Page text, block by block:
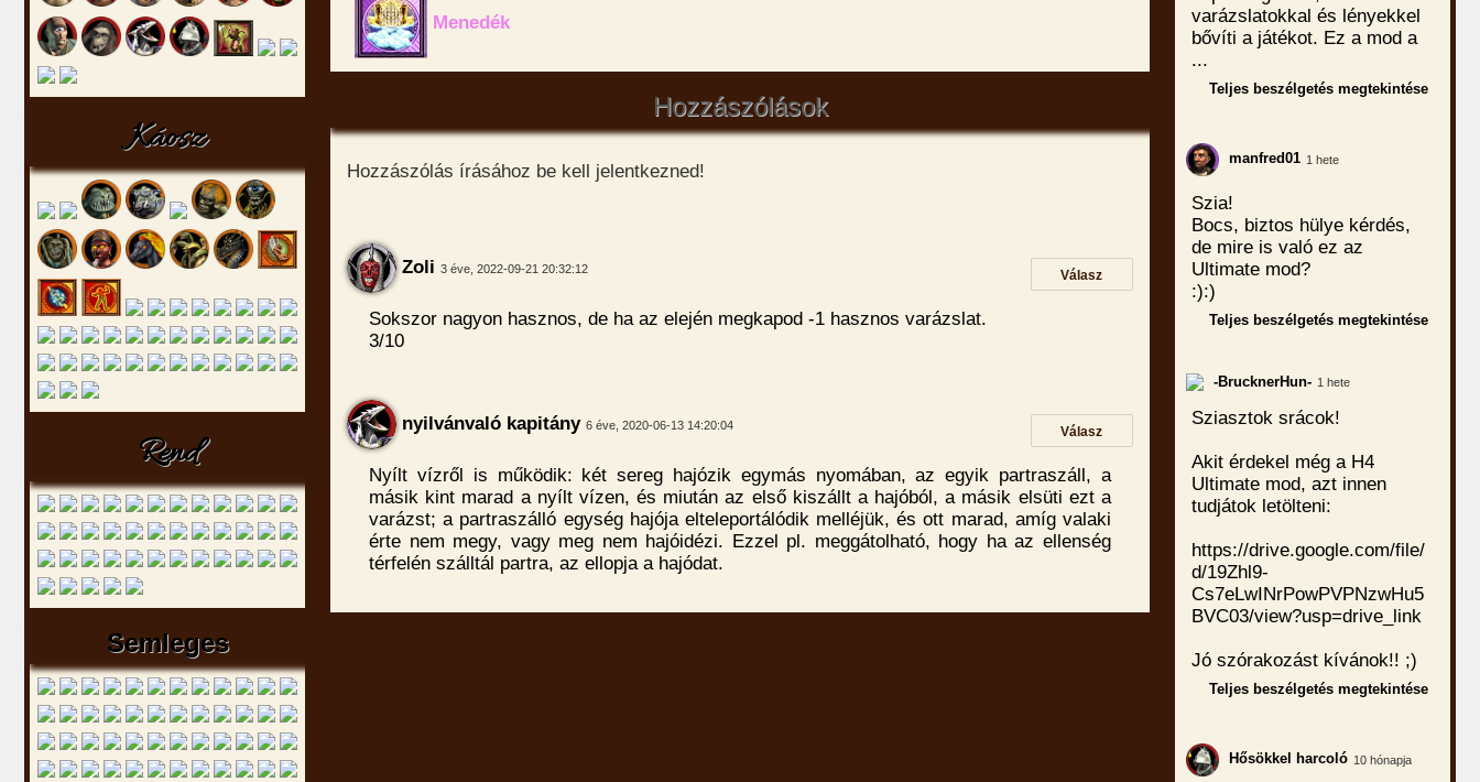
Káosz
Rend
Semleges
Menedék
Hozzászólások
Hozzászólás írásához be kell jelentkezned!
Zoli 3 éve, 2022-09-21 20:32:12 Válasz
Sokszor nagyon hasznos, de ha az elején megkapod -1 hasznos varázslat.
3/10
nyilvánvaló kapitány 6 éve, 2020-06-13 14:20:04 Válasz
Nyílt vízről is működik: két sereg hajózik egymás nyomában, az egyik partraszáll, a
másik kint marad a nyílt vízen, és miután az első kiszállt a hajóból, a másik elsüti ezt a
varázst; a partraszálló egység hajója elteleportálódik melléjük, és ott marad, amíg valaki
érte nem megy, vagy meg nem hajóidézi. Ezzel pl. meggátolható, hogy ha az ellenség
térfelén szálltál partra, az ellopja a hajódat.
varázslatokkal és lényekkel
bővíti a játékot. Ez a mod a
...
Teljes beszélgetés megtekintése
manfred01 1 hete
Szia!
Bocs, biztos hülye kérdés,
de mire is való ez az
Ultimate mod?
:):)
Teljes beszélgetés megtekintése
-BrucknerHun- 1 hete
Sziasztok srácok!
Akit érdekel még a H4
Ultimate mod, azt innen
tudjátok letölteni:
https://drive.google.com/file/
d/19Zhl9-
Cs7eLwINrPowPVPNzwHu5
BVC03/view?usp=drive_link
Jó szórakozást kívánok!! ;)
Teljes beszélgetés megtekintése
Hősökkel harcoló 10 hónapja